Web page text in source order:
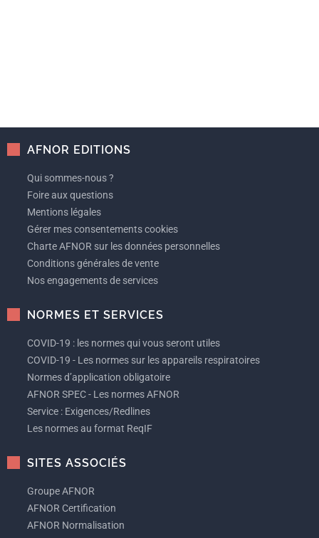
AFNOR EDITIONS
Qui sommes-nous ?
Foire aux questions
Mentions légales
Gérer mes consentements cookies
Charte AFNOR sur les données personnelles
Conditions générales de vente
Nos engagements de services
NORMES ET SERVICES
COVID-19 : les normes qui vous seront utiles
COVID-19 - Les normes sur les appareils respiratoires
Normes d’application obligatoire
AFNOR SPEC - Les normes AFNOR
Service : Exigences/Redlines
Les normes au format ReqIF
SITES ASSOCIÉS
Groupe AFNOR
AFNOR Certification
AFNOR Normalisation